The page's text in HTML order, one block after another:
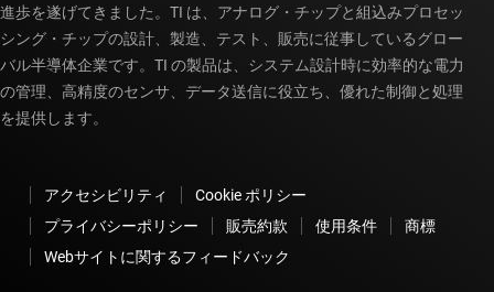
進歩を遂げてきました。TI は、アナログ・チップと組込みプロセッ
シング・チップの設計、製造、テスト、販売に従事しているグロー
バル半導体企業です。TI の製品は、システム設計時に効率的な電力
の管理、高精度のセンサ、データ送信に役立ち、優れた制御と処理
を提供します。
アクセシビリティ
Cookie ポリシー
プライバシーポリシー
販売約款 使用条件
商標
Webサイトに関するフィードバック